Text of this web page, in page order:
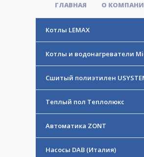
ГЛАВНАЯ О
Котлы LEMAX
Котлы и водонагреватели
Сшитый полиэтилен
Теплый пол Теплолюкс
Автоматика ZONT
Насосы DAB (Италия)